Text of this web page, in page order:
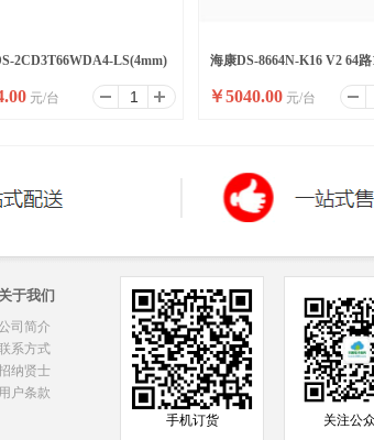
2CD3T66WDA4-LS(4mm)
配) 元/台
海康DS-8664N-K16 V2 64
录像机
￥5040.00 元/台
关于我们
司简介
系方式
纳贤士
用户条款
手机订货
关注公